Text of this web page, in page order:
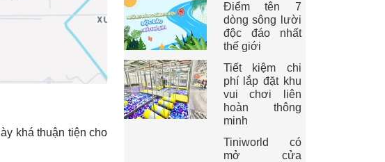
khá thuận tiện cho
Điểm tên 7
dòng sông lười
độc đáo nhất
thế giới
Tiết kiệm chi
phí lắp đặt khu
vui chơi liên
hoàn thông
minh
Tiniworld có
mở cửa